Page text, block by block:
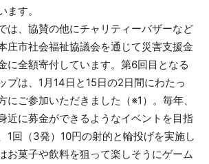
ます。
は、協賛の他にチャリティーバザーなど
庄市社会福祉協議会を通じて災害支援金
に全額寄付しています。第6回目となる
プは、1月14日と15日の2日間にわたっ
にご参加いただきました（※1）。毎年、
近に募金ができるようなイベントを目指
1回（3発）10円の射的と輪投げを実施し
お菓子や飲料を狙って楽しそうにゲーム